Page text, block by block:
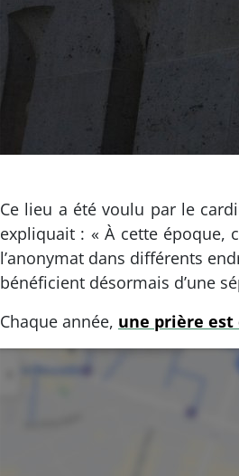
Ce lieu a été voulu par le
expliquait : « À cette époque,
l’anonymat dans différents
bénéficient désormais d’une
Chaque année, une prière est